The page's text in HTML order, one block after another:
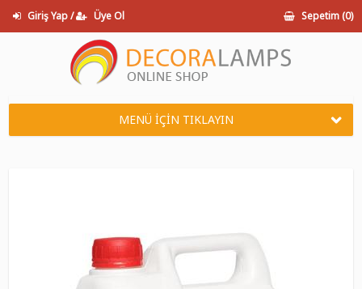
Giriş Yap / Üye Ol Sepetim (0)
MENÜ İÇİN TIKLAYIN